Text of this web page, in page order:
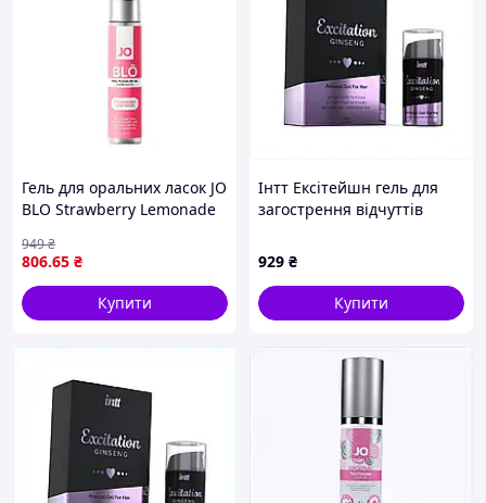
Гель для оральних ласок JO
BLO Strawberry Lemonade
806.65 ₴
949₴
Купити
Інтт Ексітейшн гель для
загострення відчуттів
929 ₴
Купити